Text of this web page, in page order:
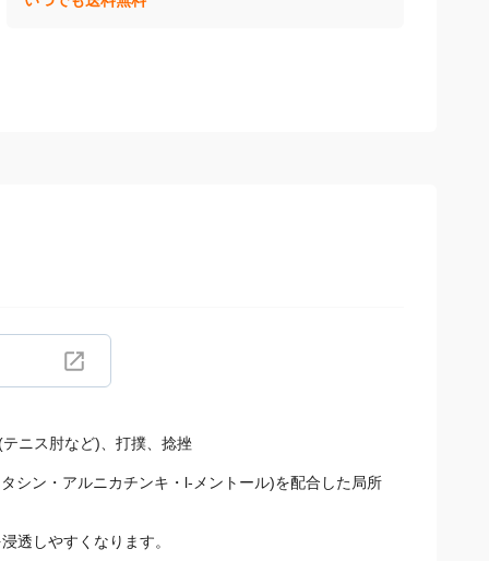
【後日受け取り（全店舗）】
ニス肘など)、打撲、捻挫
シン・アルニカチンキ・l-メントール)を配合した局所